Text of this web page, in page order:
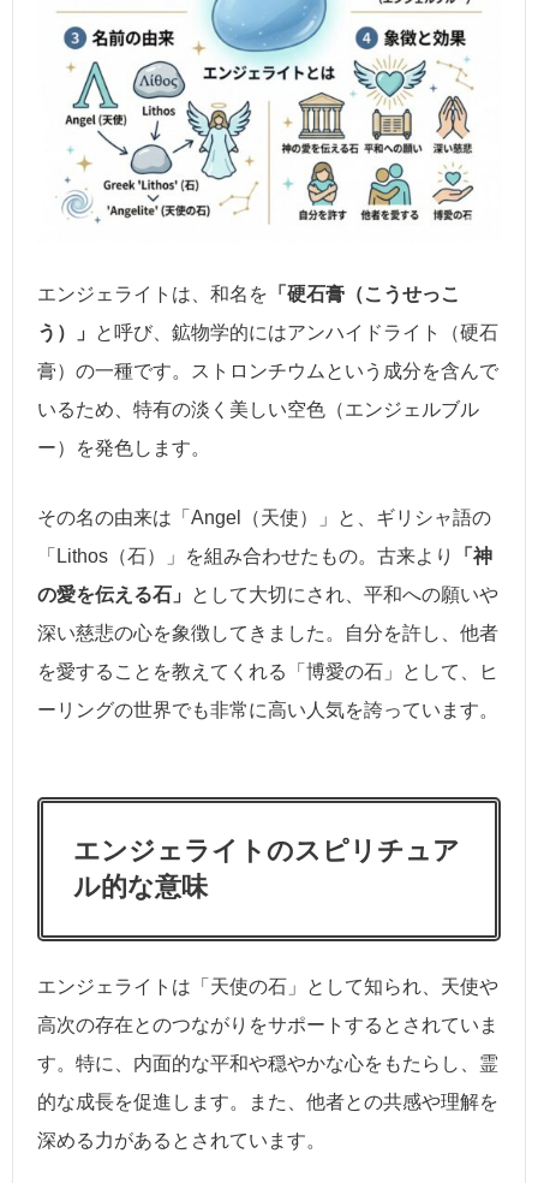
エンジェライトは、和名を 「硬石膏（こうせっこ
う）」
と呼び、鉱物学的にはアンハイドライト（硬石
膏）の一種です。ストロンチウムという成分を含んで
いるため、特有の淡く美しい空色（エンジェルブル
ー）を発色します。
その名の由来は「Angel（天使）」と、ギリシャ語の
「Lithos（石）」を組み合わせたもの。古来より
「神
の愛を伝える石」
として大切にされ、平和への願いや
深い慈悲の心を象徴してきました。自分を許し、他者
を愛することを教えてくれる「博愛の石」として、ヒ
ーリングの世界でも非常に高い人気を誇っています。
エンジェライトのスピリチュア
ル的な意味
エンジェライトは「天使の石」として知られ、天使や
高次の存在とのつながりをサポートするとされていま
す。特に、内面的な平和や穏やかな心をもたらし、霊
的な成長を促進します。また、他者との共感や理解を
深める力があるとされています。